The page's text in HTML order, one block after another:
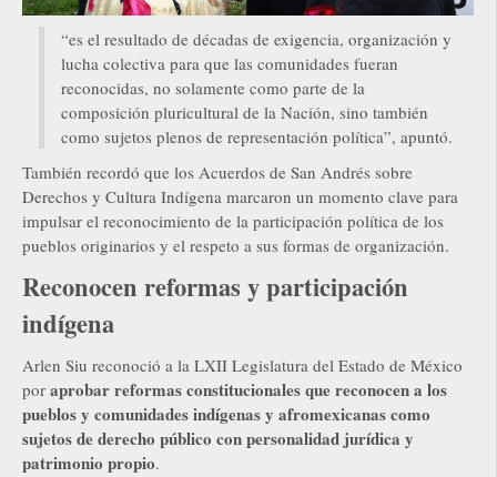
“es el resultado de décadas de exigencia, organización y
lucha colectiva para que las comunidades fueran
reconocidas, no solamente como parte de la
composición pluricultural de la Nación, sino también
como sujetos plenos de representación política”, apuntó.
También recordó que los Acuerdos de San Andrés sobre
Derechos y Cultura Indígena marcaron un momento clave para
impulsar el reconocimiento de la participación política de los
pueblos originarios y el respeto a sus formas de organización.
Reconocen reformas y participación
indígena
Arlen Siu reconoció a la LXII Legislatura del Estado de México
por aprobar reformas constitucionales que reconocen a los
pueblos y comunidades indígenas y afromexicanas como
sujetos de derecho público con personalidad jurídica y
patrimonio propio.